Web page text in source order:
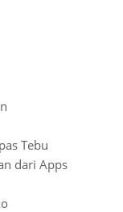
Tebu
dari Apps